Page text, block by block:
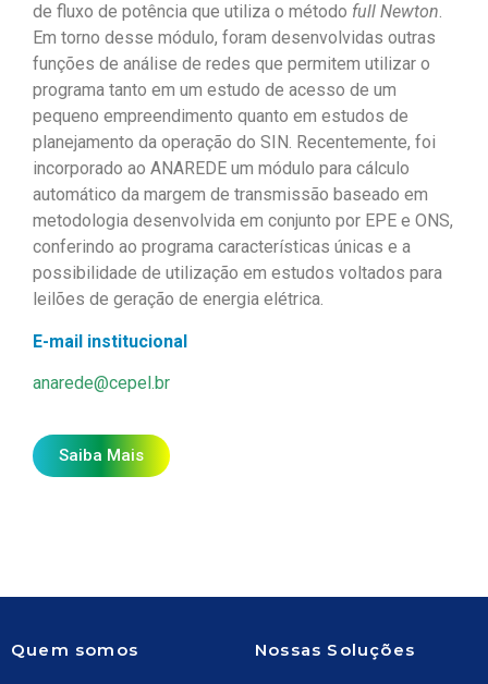
de fluxo de potência que utiliza o método full Newton.
Em torno desse módulo, foram desenvolvidas outras
funções de análise de redes que permitem utilizar o
programa tanto em um estudo de acesso de um
pequeno empreendimento quanto em estudos de
planejamento da operação do SIN. Recentemente, foi
incorporado ao ANAREDE um módulo para cálculo
automático da margem de transmissão baseado em
metodologia desenvolvida em conjunto por EPE e ONS,
conferindo ao programa características únicas e a
possibilidade de utilização em estudos voltados para
leilões de geração de energia elétrica.
E-mail institucional
anarede@cepel.br
Saiba Mais
Quem somos Nossas Soluções